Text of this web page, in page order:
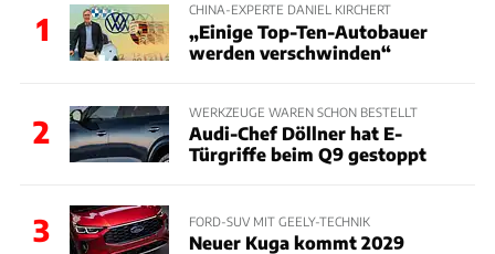
1
CHINA-EXPERTE DANIEL KIRCHERT
„Einige Top-Ten-Autobauer
werden verschwinden“
2
WERKZEUGE WAREN SCHON BESTELLT
Audi-Chef Döllner hat E-
Türgriffe beim Q9 gestoppt
3 FORD-SUV MIT GEELY-TECHNIK
Neuer Kuga kommt 2029